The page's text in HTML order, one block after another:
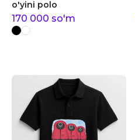
o'yini polo
170 000 so'm